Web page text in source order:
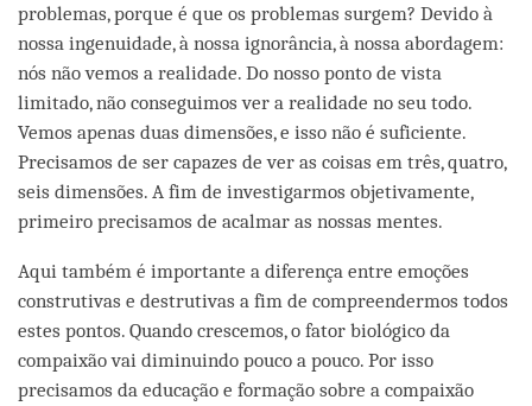
problemas, porque é que os problemas surgem? Devido à
nossa ingenuidade, à nossa ignorância, à nossa abordagem:
nós não vemos a realidade. Do nosso ponto de vista
limitado, não conseguimos ver a realidade no seu todo.
Vemos apenas duas dimensões, e isso não é suficiente.
Precisamos de ser capazes de ver as coisas em três, quatro,
seis dimensões. A fim de investigarmos objetivamente,
primeiro precisamos de acalmar as nossas mentes.
Aqui também é importante a diferença entre emoções
construtivas e destrutivas a fim de compreendermos todos
estes pontos. Quando crescemos, o fator biológico da
compaixão vai diminuindo pouco a pouco. Por isso
precisamos da educação e formação sobre a compaixão